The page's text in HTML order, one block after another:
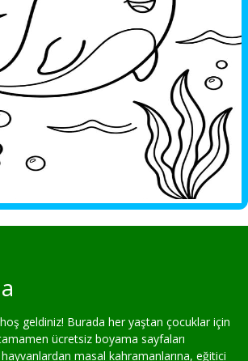
geldiniz! Burada her yaştan çocuklar için
ücretsiz boyama sayfaları
masal kahramanlarına, eğitici